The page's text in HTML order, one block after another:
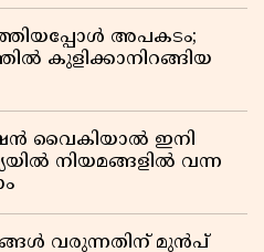
അപകടം;
കുളിക്കാനിറങ്ങിയ
വൈകിയാൽ ഇനി
നിയമങ്ങളിൽ വന്ന
വരുന്നതിന് മുൻപ്